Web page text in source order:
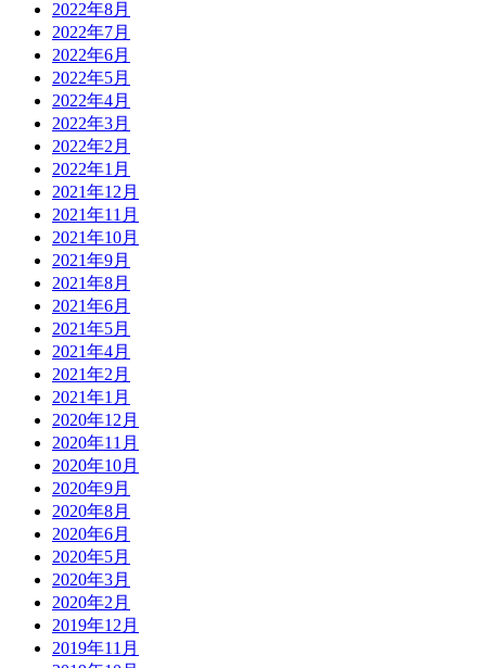
2022年8月
2022年7月
2022年6月
2022年5月
2022年4月
2022年3月
2022年2月
2022年1月
2021年12月
2021年11月
2021年10月
2021年9月
2021年8月
2021年6月
2021年5月
2021年4月
2021年2月
2021年1月
2020年12月
2020年11月
2020年10月
2020年9月
2020年8月
2020年6月
2020年5月
2020年3月
2020年2月
2019年12月
2019年11月